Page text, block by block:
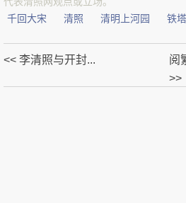
千回大宋
清照 清明上河园 铁塔
<< 李清照与开封...
阅
>>